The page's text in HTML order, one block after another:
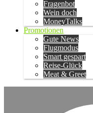
Fragenbot
Wein doch
MoneyTalks
Promotionen
Gute News
Flugmodus
Smart gespart
Reise-Glück
Meat & Greet